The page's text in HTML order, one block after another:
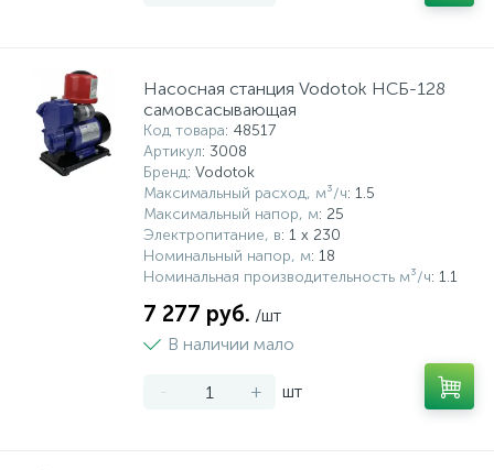
Насосная станция Vodotok НСБ-128
самовсасывающая
Код товара: 48517
Артикул: 3008
Бренд: Vodotok
Максимальный расход, м³/ч: 1.5
Максимальный напор, м: 25
Электропитание, в: 1 x 230
Номинальный напор, м: 18
Номинальная производительность м³/ч: 1.1
7 277 руб. /шт
В наличии мало
- + шт